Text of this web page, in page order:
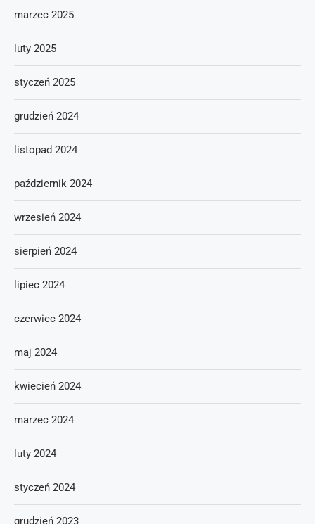
marzec 2025
luty 2025
styczeń 2025
grudzień 2024
listopad 2024
październik 2024
wrzesień 2024
sierpień 2024
lipiec 2024
czerwiec 2024
maj 2024
kwiecień 2024
marzec 2024
luty 2024
styczeń 2024
grudzień 2023